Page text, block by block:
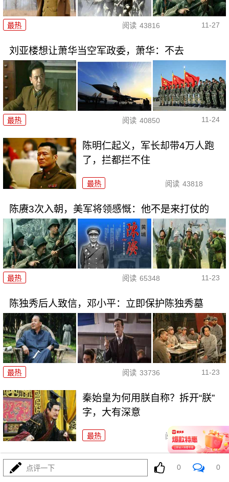
最热 阅读 43816 11-27
刘亚楼想让萧华当空军政委，萧华：不去
最热 阅读 40850 11-24
陈明仁起义，军长却带4万人跑
了，拦都拦不住
最热 阅读 43818
陈赓3次入朝，美军将领感慨：他不是来打仗的
最热 阅读 65348 11-23
陈独秀后人致信，邓小平：立即保护陈独秀墓
最热 阅读 33736 11-23
秦始皇为何用朕自称？拆开“朕”
字，大有深意
最热 阅读 52904
康熙2次围歼俄军收复雅克萨城，
归属了俄罗斯
点评一下 0 0